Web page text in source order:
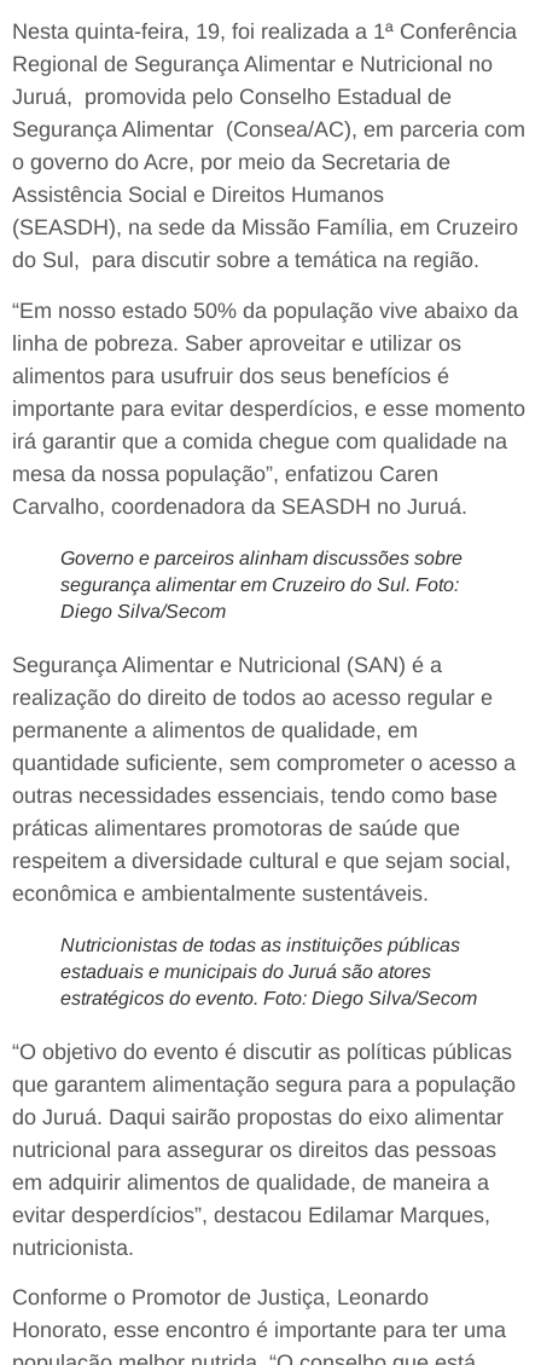
Nesta quinta-feira, 19, foi realizada a 1ª Conferência
Regional de Segurança Alimentar e Nutricional no
Juruá, promovida pelo Conselho Estadual de
Segurança Alimentar (Consea/AC), em parceria com
o governo do Acre, por meio da Secretaria de
Assistência Social e Direitos Humanos
(SEASDH), na sede da Missão Família, em Cruzeiro
do Sul, para discutir sobre a temática na região.
“Em nosso estado 50% da população vive abaixo da
linha de pobreza. Saber aproveitar e utilizar os
alimentos para usufruir dos seus benefícios é
importante para evitar desperdícios, e esse momento
irá garantir que a comida chegue com qualidade na
mesa da nossa população”, enfatizou Caren
Carvalho, coordenadora da SEASDH no Juruá.
Governo e parceiros alinham discussões sobre
segurança alimentar em Cruzeiro do Sul. Foto:
Diego Silva/Secom
Segurança Alimentar e Nutricional (SAN) é a
realização do direito de todos ao acesso regular e
permanente a alimentos de qualidade, em
quantidade suficiente, sem comprometer o acesso a
outras necessidades essenciais, tendo como base
práticas alimentares promotoras de saúde que
respeitem a diversidade cultural e que sejam social,
econômica e ambientalmente sustentáveis.
Nutricionistas de todas as instituições públicas
estaduais e municipais do Juruá são atores
estratégicos do evento. Foto: Diego Silva/Secom
“O objetivo do evento é discutir as políticas públicas
que garantem alimentação segura para a população
do Juruá. Daqui sairão propostas do eixo alimentar
nutricional para assegurar os direitos das pessoas
em adquirir alimentos de qualidade, de maneira a
evitar desperdícios”, destacou Edilamar Marques,
nutricionista.
Conforme o Promotor de Justiça, Leonardo
Honorato, esse encontro é importante para ter uma